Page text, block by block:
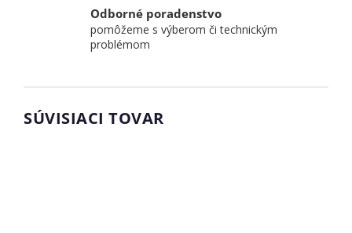
Odborné poradenstvo
pomôžeme s výberom či technickým
problémom
SÚVISIACI TOVAR